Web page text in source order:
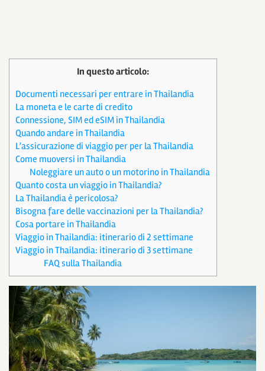
In questo articolo:
Documenti necessari per entrare in Thailandia
La moneta e le carte di credito
Connessione, SIM ed eSIM in Thailandia
Quando andare in Thailandia
L’assicurazione di viaggio per per la Thailandia
Come muoversi in Thailandia
Noleggiare un auto o un motorino in Thailandia
Quanto costa un viaggio in Thailandia?
La Thailandia è pericolosa?
Bisogna fare delle vaccinazioni per la Thailandia?
Cosa portare in Thailandia
Viaggio in Thailandia: itinerario di 2 settimane
Viaggio in Thailandia: itinerario di 3 settimane
FAQ sulla Thailandia